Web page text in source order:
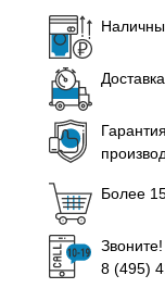
Более
Звоните!
8 (495)